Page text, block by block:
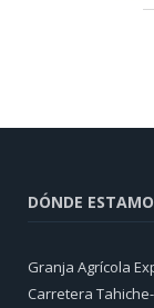
DÓNDE
Granja Agrícola
Carretera